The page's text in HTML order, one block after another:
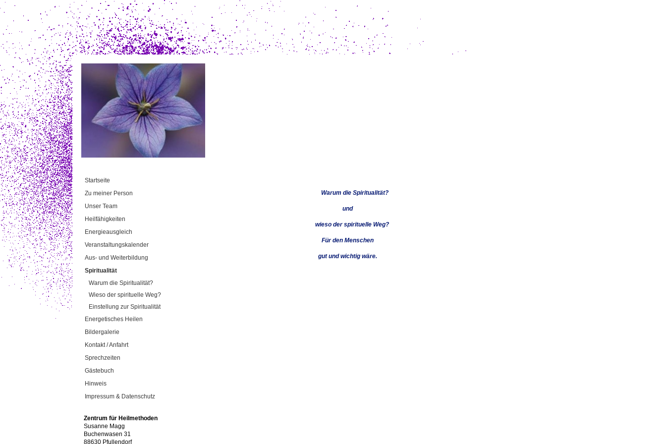
Startseite
Zu meiner Person
Unser Team
Heilfähigkeiten
Energieausgleich
Veranstaltungskalender
Aus- und Weiterbildung
Spiritualität
Warum die Spiritualität?
Wieso der spirituelle Weg?
Einstellung zur Spiritualität
Energetisches Heilen
Bildergalerie
Kontakt / Anfahrt
Sprechzeiten
Gästebuch
Hinweis
Impressum & Datenschutz
Zentrum für Heilmethoden
Susanne Magg
Buchenwasen 31
88630 Pfullendorf
Warum die Spiritualität?
und
wieso der spirituelle Weg?
Für den Menschen
gut und wichtig wäre.